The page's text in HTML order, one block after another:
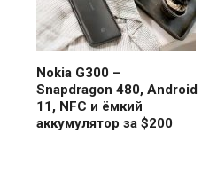
Nokia G300 –
Snapdragon 480, Android
11, NFC и ёмкий
аккумулятор за $200